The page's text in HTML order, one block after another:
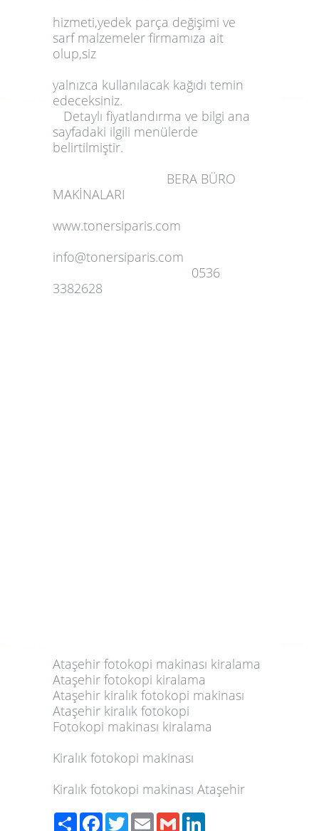
hizmeti,yedek parça değişimi ve
sarf malzemeler firmamıza ait
olup,siz
yalnızca kullanılacak kağıdı temin
edeceksiniz.
Detaylı fiyatlandırma ve bilgi ana
sayfadaki ilgili menülerde
belirtilmiştir.
BERA BÜRO
MAKİNALARI
www.tonersiparis.com
info@tonersiparis.com
0536
3382628
Ataşehir fotokopi makinası kiralama
Ataşehir fotokopi kiralama
Ataşehir kiralık fotokopi makinası
Ataşehir kiralık fotokopi
Fotokopi makinası kiralama
Kiralık fotokopi makinası
Kiralık fotokopi makinası Ataşehir
PaylaşFacebook
TwitterEmailGmail